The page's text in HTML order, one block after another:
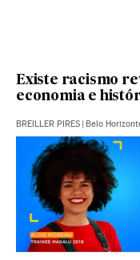
Existe racismo
economia e
BREILLER PIRES Belo